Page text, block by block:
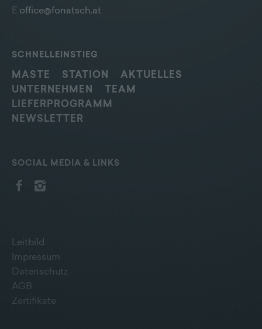
E office@fonatsch.at
SCHNELLEINSTIEG
MASTE STATION
AKTUELLES
UNTERNEHMEN
TEAM
LIEFERPROGRAMM
NEWSLETTER
SOCIAL MEDIA & LINKS
Leitbild
Impressum
Datenschutz
AGB
Zertifikate
Weitere Infomationen finden Sie hier: